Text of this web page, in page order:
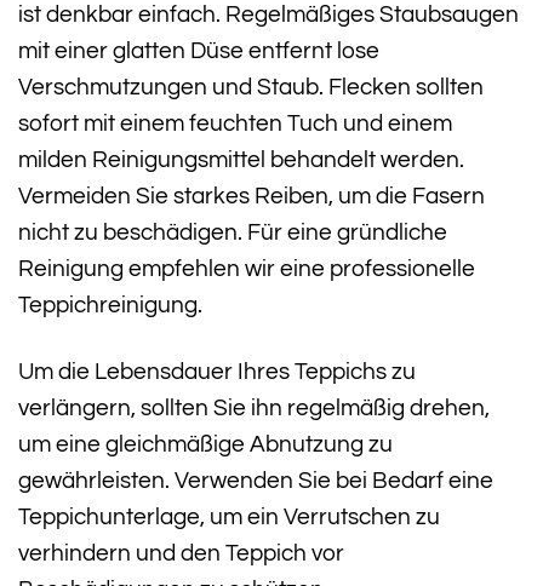
ist denkbar einfach. Regelmäßiges Staubsaugen
mit einer glatten Düse entfernt lose
Verschmutzungen und Staub. Flecken sollten
sofort mit einem feuchten Tuch und einem
milden Reinigungsmittel behandelt werden.
Vermeiden Sie starkes Reiben, um die Fasern
nicht zu beschädigen. Für eine gründliche
Reinigung empfehlen wir eine professionelle
Teppichreinigung.
Um die Lebensdauer Ihres Teppichs zu
verlängern, sollten Sie ihn regelmäßig drehen,
um eine gleichmäßige Abnutzung zu
gewährleisten. Verwenden Sie bei Bedarf eine
Teppichunterlage, um ein Verrutschen zu
verhindern und den Teppich vor